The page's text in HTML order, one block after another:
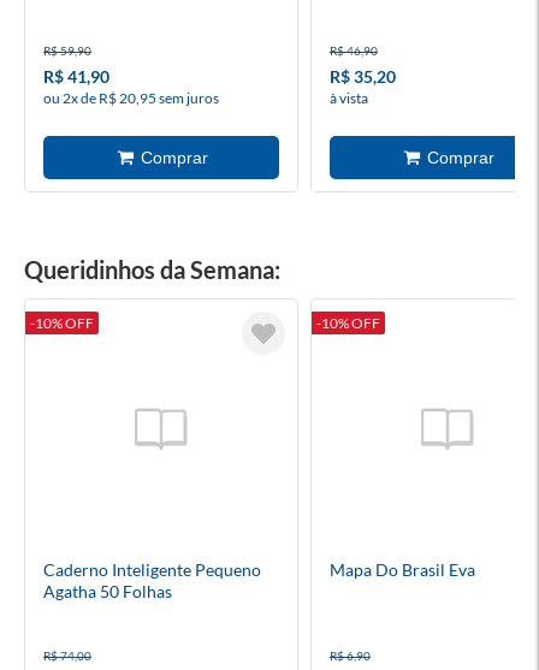
R$ 59,90
R$ 41,90
ou 2x de R$ 20,95 sem juros
R$ 46,90
R$ 35,20
à vista
Queridinhos da Semana:
-10% OFF
Caderno Inteligente Pequeno
Agatha 50 Folhas
R$ 74,00
-10% OFF
Mapa Do Brasil Eva
R$ 6,90